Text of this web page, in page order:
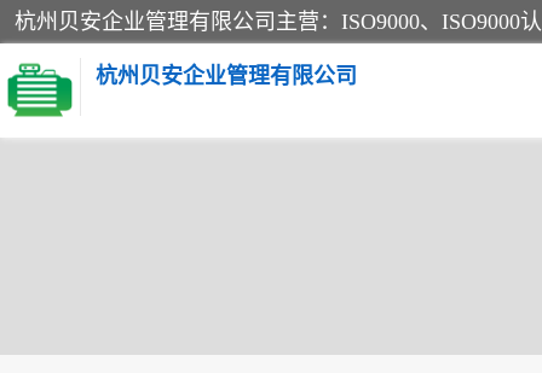
杭州贝安企业管理有限公司